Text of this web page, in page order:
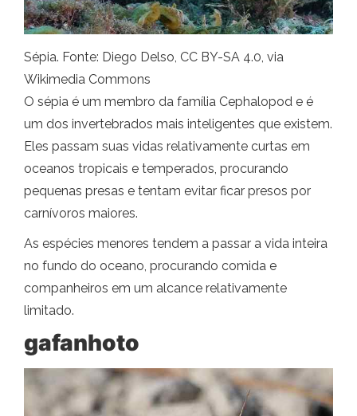
Sépia. Fonte: Diego Delso, CC BY-SA 4.0, via
Wikimedia Commons
O sépia é um membro da família Cephalopod e é
um dos invertebrados mais inteligentes que existem.
Eles passam suas vidas relativamente curtas em
oceanos tropicais e temperados, procurando
pequenas presas e tentam evitar ficar presos por
carnívoros maiores.
As espécies menores tendem a passar a vida inteira
no fundo do oceano, procurando comida e
companheiros em um alcance relativamente
limitado.
gafanhoto